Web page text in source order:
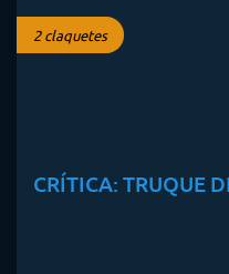
2 claquetes
CRÍTICA: TRUQUE